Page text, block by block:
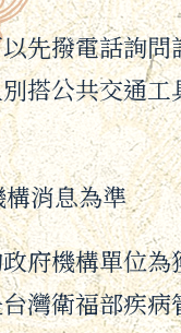
先撥電話詢問
搭公共交通工
消息為準
府機構單位為
灣衛福部疾病